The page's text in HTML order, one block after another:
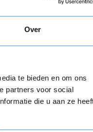
Over
te bieden en om ons
partners voor social
die u aan ze
9,95.
hier gratis je
opzegbrief